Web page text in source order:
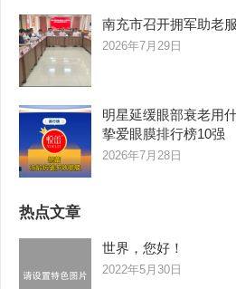
南充市召开拥军助老
2026年7月29日
明星延缓眼部衰老用
挚爱眼膜排行榜10强
2026年7月28日
热点文章
世界，您好！
2022年5月30日